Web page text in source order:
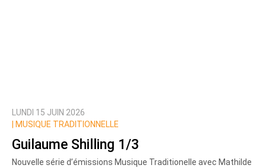
Prévenez-moi de tous les nouveaux commentaires
LUNDI 15 JUIN 2026
MUSIQUE TRADITIONNELLE
Guilaume Shilling 1/3
Nouvelle série d’émissions Musique Traditionelle avec Mathilde